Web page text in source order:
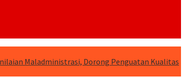
Maladministrasi, Dorong Penguatan Kualitas